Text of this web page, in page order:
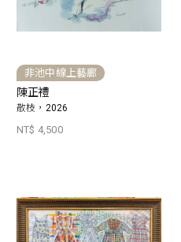
非池中線上藝廊
陳正禮
散枝，2026
NT$ 4,500